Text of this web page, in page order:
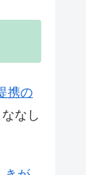
携の
ななし